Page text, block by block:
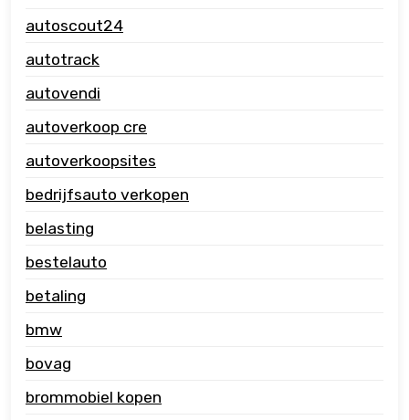
autoscout24
autotrack
autovendi
autoverkoop cre
autoverkoopsites
bedrijfsauto verkopen
belasting
bestelauto
betaling
bmw
bovag
brommobiel kopen